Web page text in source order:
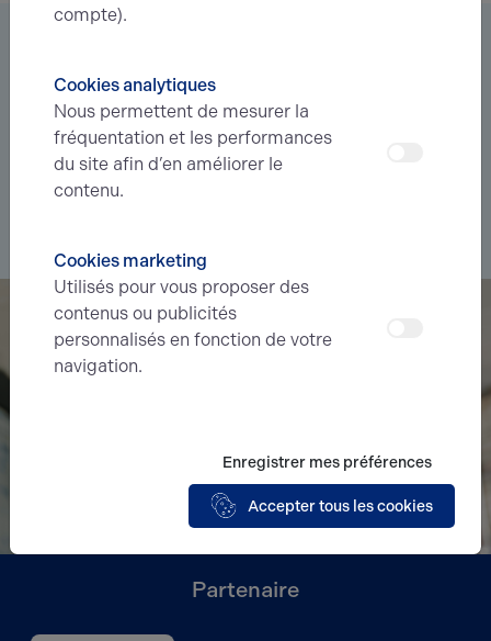
immobilier ?
Déléguez votre projet
nouvelles offres en
avant-première
Partenaire
compte).
Cookies analytiques
Nous permettent de mesurer la
fréquentation et les performances
du site afin d’en améliorer le
contenu.
Cookies marketing
Utilisés pour vous proposer des
contenus ou publicités
personnalisés en fonction de votre
navigation.
Enregistrer mes préférences
Accepter tous les cookies